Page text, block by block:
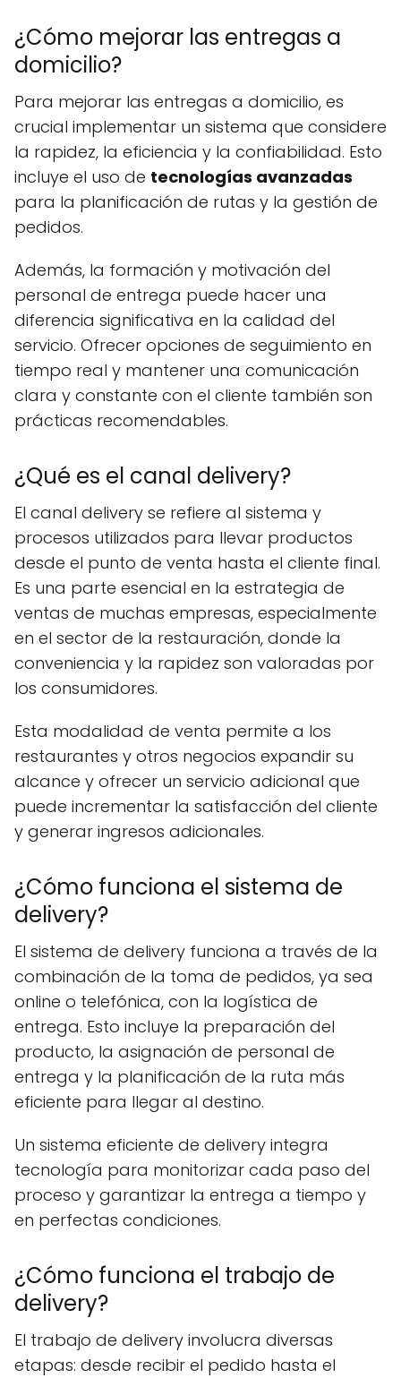
¿Cómo mejorar las entregas a
domicilio?
Para mejorar las entregas a domicilio, es
crucial implementar un sistema que considere
la rapidez, la eficiencia y la confiabilidad. Esto
incluye el uso de tecnologías avanzadas
para la planificación de rutas y la gestión de
pedidos.
Además, la formación y motivación del
personal de entrega puede hacer una
diferencia significativa en la calidad del
servicio. Ofrecer opciones de seguimiento en
tiempo real y mantener una comunicación
clara y constante con el cliente también son
prácticas recomendables.
¿Qué es el canal delivery?
El canal delivery se refiere al sistema y
procesos utilizados para llevar productos
desde el punto de venta hasta el cliente final.
Es una parte esencial en la estrategia de
ventas de muchas empresas, especialmente
en el sector de la restauración, donde la
conveniencia y la rapidez son valoradas por
los consumidores.
Esta modalidad de venta permite a los
restaurantes y otros negocios expandir su
alcance y ofrecer un servicio adicional que
puede incrementar la satisfacción del cliente
y generar ingresos adicionales.
¿Cómo funciona el sistema de
delivery?
El sistema de delivery funciona a través de la
combinación de la toma de pedidos, ya sea
online o telefónica, con la logística de
entrega. Esto incluye la preparación del
producto, la asignación de personal de
entrega y la planificación de la ruta más
eficiente para llegar al destino.
Un sistema eficiente de delivery integra
tecnología para monitorizar cada paso del
proceso y garantizar la entrega a tiempo y
en perfectas condiciones.
¿Cómo funciona el trabajo de
delivery?
El trabajo de delivery involucra diversas
etapas: desde recibir el pedido hasta el